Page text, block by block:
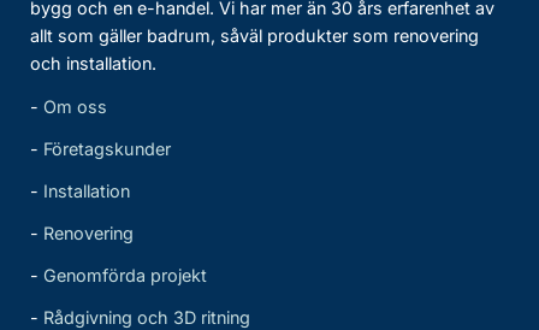
bygg och en e-handel. Vi har mer än 30 års erfarenhet av
allt som gäller badrum, såväl produkter som renovering
och installation.
- Om oss
- Företagskunder
- Installation
- Renovering
- Genomförda projekt
- Rådgivning och 3D ritning